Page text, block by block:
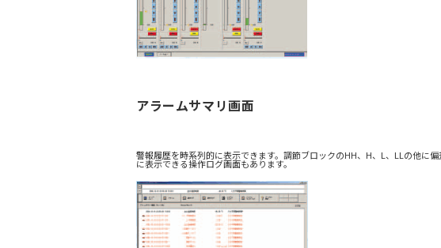
アラームサマリ画面
警報履歴を時系列的に表示できます。調節ブロックのHH、H、L、LLの他に
に表示できる操作ログ画面もあります。